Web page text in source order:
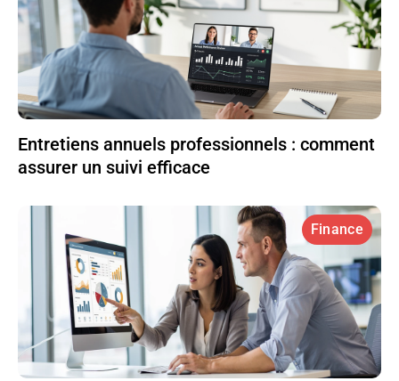
Entretiens annuels professionnels : comment
assurer un suivi efficace
Finance